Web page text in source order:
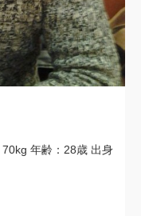
年齢：28歳 出身